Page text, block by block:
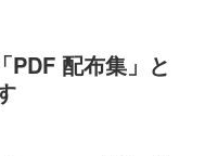
PDF 配布集」と